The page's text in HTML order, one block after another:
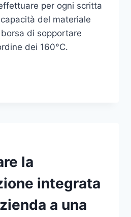
per ogni scritta
del materiale
di sopportare
dei 160°C.
la
integrata
a una